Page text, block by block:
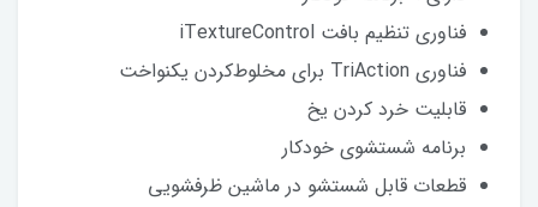
فناوری تنظیم بافت iTextureControl
فناوری TriAction برای مخلوط‌کردن یکنواخت
قابلیت خرد کردن یخ
برنامه شستشوی خودکار
قطعات قابل شستشو در ماشین ظرفشویی